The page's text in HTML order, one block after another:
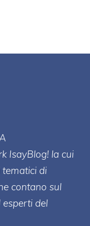
IsayBlog! la cui
di
contano sul
del